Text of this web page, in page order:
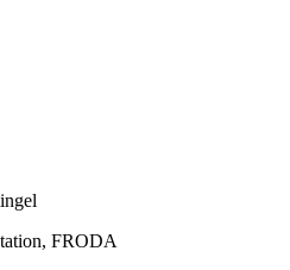
FRODA